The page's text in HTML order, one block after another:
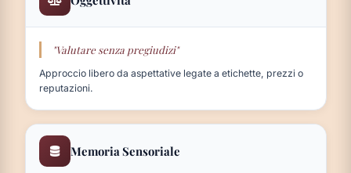
"Valutare senza pregiudizi"
Approccio libero da aspettative legate a etichette, prezzi o
reputazioni.
Memoria Sensoriale